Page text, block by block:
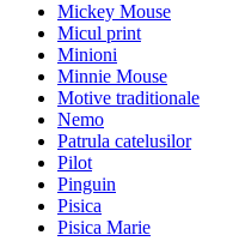
Mickey Mouse
Micul print
Minioni
Minnie Mouse
Motive traditionale
Nemo
Patrula catelusilor
Pilot
Pinguin
Pisica
Pisica Marie